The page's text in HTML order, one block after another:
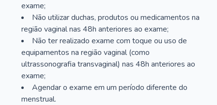
exame;
Não utilizar duchas, produtos ou medicamentos na
região vaginal nas 48h anteriores ao exame;
Não ter realizado exame com toque ou uso de
equipamentos na região vaginal (como
ultrassonografia transvaginal) nas 48h anteriores ao
exame;
Agendar o exame em um período diferente do
menstrual.